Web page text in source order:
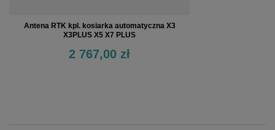
Antena RTK kpl. kosiarka automatyczna X3
X3PLUS X5 X7 PLUS
2 767,00 zł